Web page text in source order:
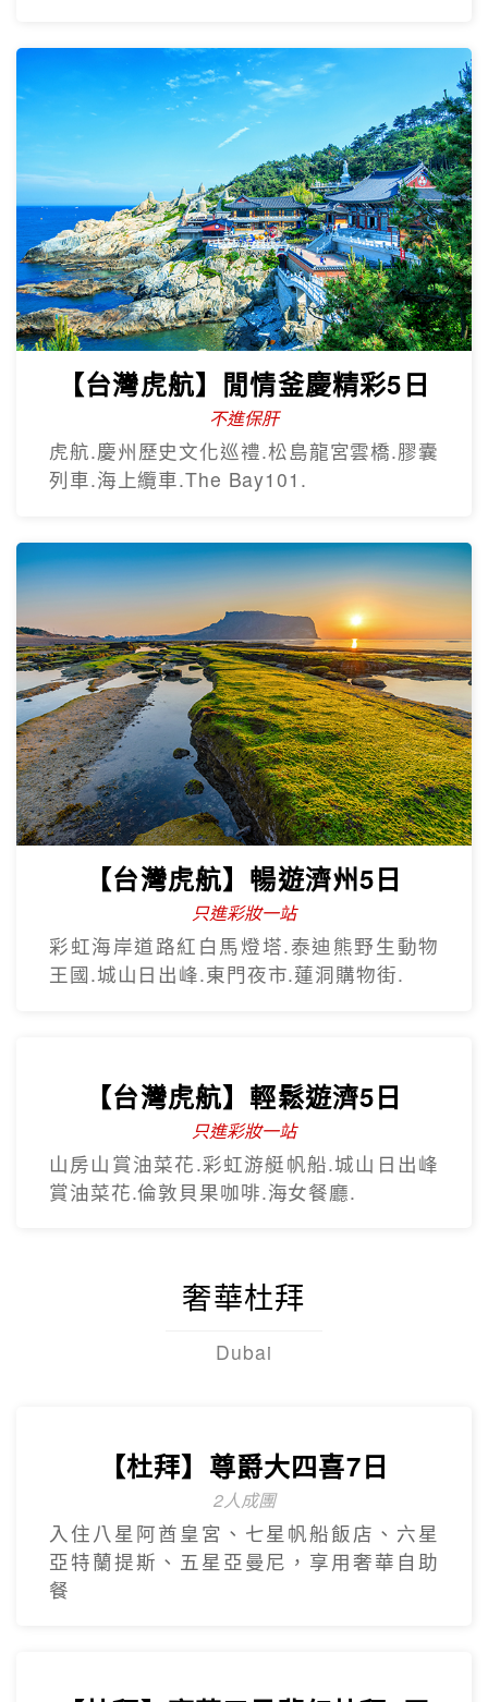
【台灣虎航】閒情釜慶精彩5日
不進保肝
虎航.慶州歷史文化巡禮.松島龍宮雲橋.膠囊
列車.海上纜車.The Bay101.
【台灣虎航】暢遊濟州5日
只進彩妝一站
彩虹海岸道路紅白馬燈塔.泰迪熊野生動物
王國.城山日出峰.東門夜市.蓮洞購物街.
賞油菜花.倫敦貝果咖啡.海女餐廳.
奢華杜拜